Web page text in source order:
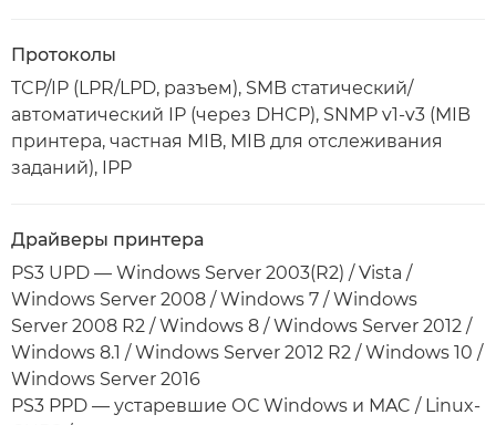
Протоколы
TCP/IP (LPR/LPD, разъем), SMB статический/
автоматический IP (через DHCP), SNMP v1-v3 (MIB
принтера, частная MIB, MIB для отслеживания
заданий), IPP
Драйверы принтера
PS3 UPD — Windows Server 2003(R2) / Vista /
Windows Server 2008 / Windows 7 / Windows
Server 2008 R2 / Windows 8 / Windows Server 2012 /
Windows 8.1 / Windows Server 2012 R2 / Windows 10 /
Windows Server 2016
PS3 PPD — устаревшие ОС Windows и MAC / Linux-